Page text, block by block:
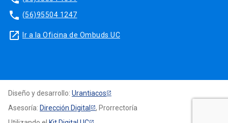
phone (56)95504 1247
launch Ir a la Oficina de Ombuds UC
Diseño y desarrollo: Urantiacos
Asesoría: Dirección Digital
, Prorrectoría